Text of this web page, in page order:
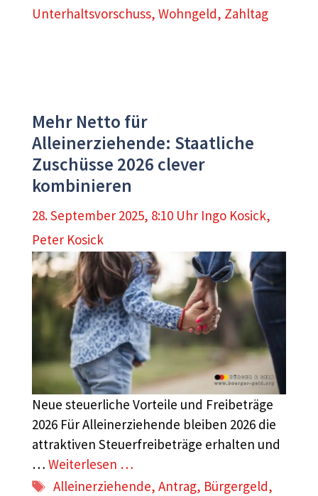
Unterhaltsvorschuss, Wohngeld, Zahltag
Mehr Netto für
Alleinerziehende: Staatliche
Zuschüsse 2026 clever
kombinieren
28. September 2025, 8:10 Uhr Ingo Kosick,
Peter Kosick
Neue steuerliche Vorteile und Freibeträge
2026 Für Alleinerziehende bleiben 2026 die
attraktiven Steuerfreibeträge erhalten und
… Weiterlesen …
Schlagwörter
Alleinerziehende,Antrag, Bürgergeld,